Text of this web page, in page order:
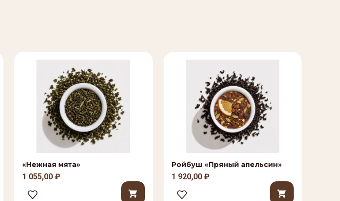
«Нежная мята»
1 055,00 ₽
Ройбуш «Пряный апельсин»
1 920,00 ₽